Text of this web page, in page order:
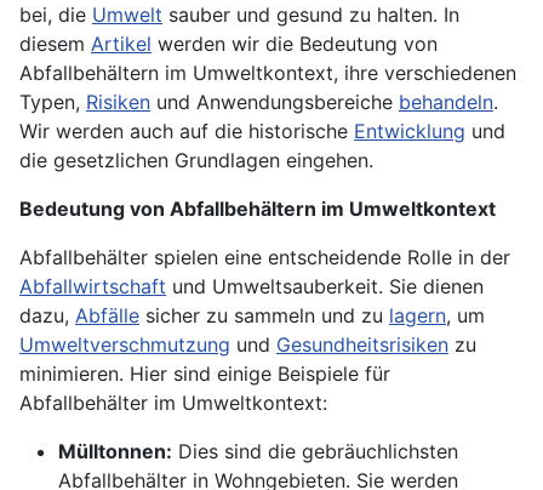
bei, die Umwelt sauber und gesund zu halten. In
diesem Artikel werden wir die Bedeutung von
Abfallbehältern im Umweltkontext, ihre verschiedenen
Typen, Risiken und Anwendungsbereiche behandeln.
Wir werden auch auf die historische Entwicklung und
die gesetzlichen Grundlagen eingehen.
Bedeutung von Abfallbehältern im Umweltkontext
Abfallbehälter spielen eine entscheidende Rolle in der
Abfallwirtschaft und Umweltsauberkeit. Sie dienen
dazu, Abfälle sicher zu sammeln und zu lagern, um
Umweltverschmutzung und Gesundheitsrisiken zu
minimieren. Hier sind einige Beispiele für
Abfallbehälter im Umweltkontext:
Mülltonnen: Dies sind die gebräuchlichsten
Abfallbehälter in Wohngebieten. Sie werden